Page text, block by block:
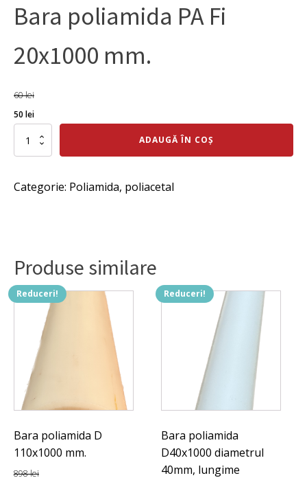
Bara poliamida PA Fi
20x1000 mm.
60lei
Prețul
inițial
a
fost:
60 lei.
50 leiPrețul
curent
este:
50 lei.
Cantitate
Fi
ADAUGĂ ÎN COȘ
Categorie: Poliamida, poliacetal
Produse similare
Reduceri!
Bara poliamida D
110x1000 mm.
898lei
Reduceri!
Bara poliamida
D40x1000 diametrul
40mm, lungime